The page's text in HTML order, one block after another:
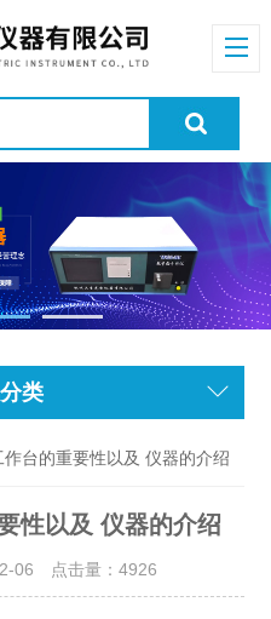
类
台的重要性以及 仪器的介绍
性以及 仪器的介绍
06 点击量： 4926